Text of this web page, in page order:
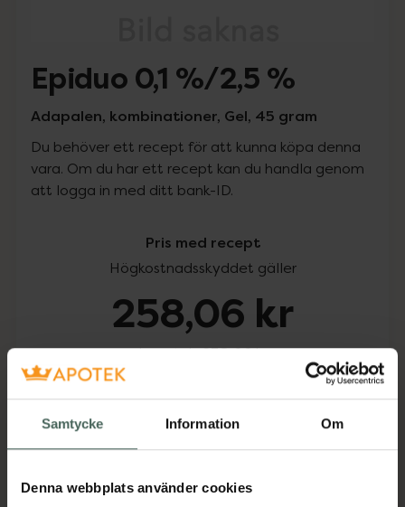
Samtycke Information Om
Denna webbplats använder cookies
Epiduo 0,1 %/2,5 %
Adapalen, kombinationer, Gel, 45 gram
Du behöver ett recept för att kunna köpa denna
vara. Om du har ett recept kan du handla genom
att logga in med ditt bank-ID.
Pris med recept
Högkostnadsskyddet gäller
258,06 kr
I apotek:258,06 kr
Köp via ditt recept